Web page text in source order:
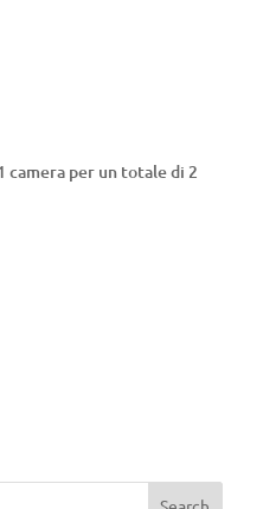
camera per un totale di 2